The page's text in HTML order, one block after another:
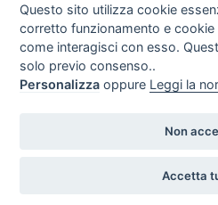
gli autori o i soggetti ritratti
in questa sede, l'Istituto, ove
rimuoverle previa
Copyright
Realizzazione siti
Questo sito utilizza cookie
corretto funzionamento e
come interagisci con esso.
solo previo consenso..
Personalizza oppure Leggi la
Non
Accetta